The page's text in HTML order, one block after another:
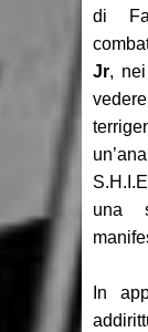
di
Jr,
una
In